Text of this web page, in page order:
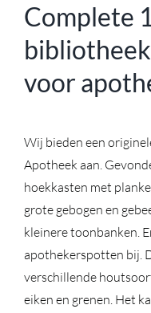
Complete
voor
Wij bieden een
Apotheek aan.
hoekkasten met
grote gebogen en
kleinere toonbanken.
apothekerspotten bij.
verschillende
eiken en grenen. Het